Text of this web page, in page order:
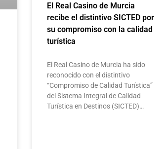
El Real Casino de Murcia
recibe el distintivo SICTED por
su compromiso con la calidad
turística
El Real Casino de Murcia ha sido
reconocido con el distintivo
“Compromiso de Calidad Turística”
del Sistema Integral de Calidad
Turística en Destinos (SICTED)…